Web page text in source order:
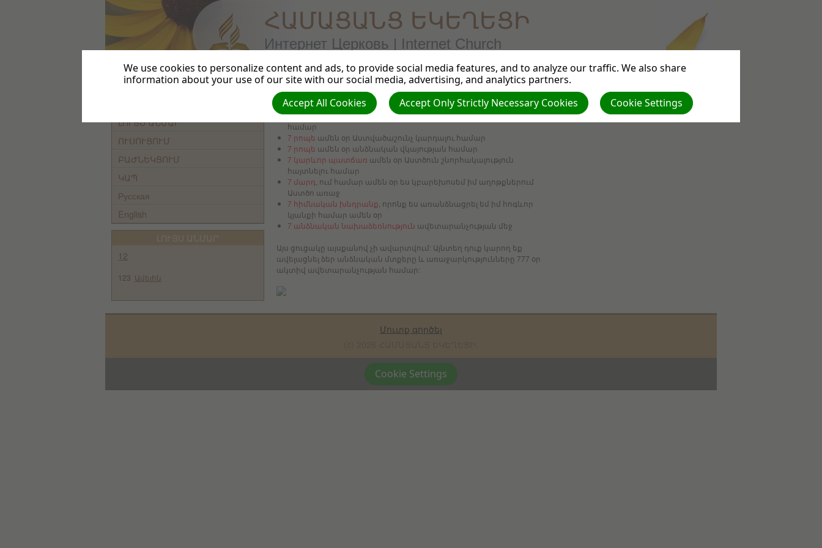
ՀԱՄԱՑԱՆՑ ԵԿԵՂԵՑԻ
Интернет Церковь | Internet Church
ԳԼԽԱՎՈՐ
ԼՈՒՅՍ ԱՆՄԱՐ
ՈՒՍՈՒՑՈՒՄ
ԲԱԺՆԵԿՑՈՒՄ
ԿԱՊ
Русская
English
ԼՈՒՅՍ ԱՆՄԱՐ
12
123 Ավելին
Սկսիր 7-ից և կտեսնես, թե ինչպես է բազմապատկվում Աստծո
շնորհը
7 րոպեամեն օր առավոտյան աղոթքի և խորհրդածության
համար
7 րոպե ամեն օր Աստվածաշունչ կարդալու համար
7 րոպե ամեն օր անձնական վկայության համար
7 կարևոր պատճառ ամեն օր Աստծուն շնորհակալություն
հայտնելու համար
7 մարդ , ում համար ամեն օր ես կբարեխոսեմ իմ աղոթքներում
Աստծո առաջ
7 հիմնական խնդրանք , որոնք ես առանձնացրել եմ իմ հոգևոր
կյանքի համար ամեն օր
7 անձնական նախաձեռնություն ավետարանչության մեջ
Այս ցուցակը այսքանով չի ավարտվում: Այնտեղ դուք կարող եք
ավելացնել ձեր անձնական մտքերը և առաջարկությունները 777 օր
ակտիվ ավետարանչության համար:
Մուտք գործել
We use cookies to personalize content and ads, to provide social media features, and to analyze our traffic. We also share
information about your use of our site with our social media, advertising, and analytics partners.
Cookie Settings
Accept Only Strictly Necessary Cookies
Accept All Cookies
Cookie Settings